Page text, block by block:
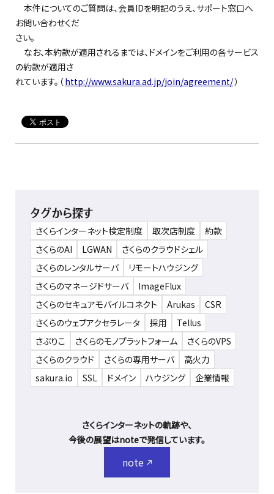
本件についてのご質問は、会員IDを明記のうえ、サポート窓口へ
お問い合わせくだ
さい。
なお、本約款が適用されるまでは、ドメインをご利用の各サービス
の約款が適用さ
れています。（http://www.sakura.ad.jp/join/agreement/）
タグから探す
さくらインターネット検定制度 取次店制度
約款
さくらのAI
LGWAN
さくらのクラウドシェル
さくらのレンタルサーバ
リモートハウジング
さくらのマネージドサーバ
ImageFlux
さくらのセキュアモバイルコネクト
Arukas
CSR
さくらのウェブアクセラレータ
採用
Tellus
さぶりこ
さくらのモノプラットフォーム
さくらのVPS
さくらのクラウド
さくらの専用サーバ
高火力
sakura.io
SSL ドメイン ハウジング 企業情報
さくらインターネットの軌跡や、
今後の展望はnoteで発信しています。
note